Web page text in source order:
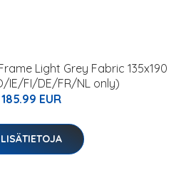
Light Grey Fabric 135x190
IE/FI/DE/FR/NL only)
185.99 EUR
LISÄTIETOJA